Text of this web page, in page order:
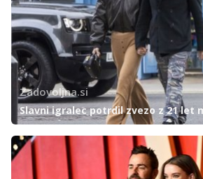
Zadovoljna.si
Slavni igralec potrdil zvezo z 21 let